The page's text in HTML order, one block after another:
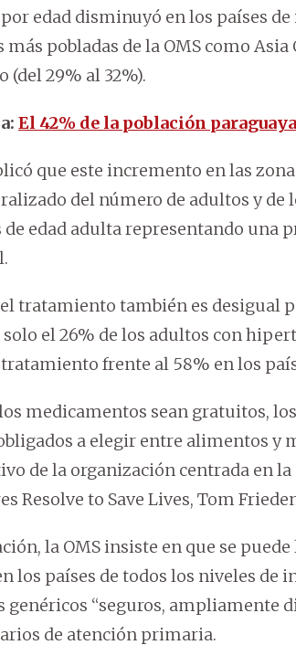
edad disminuyó en los países
más pobladas de la OMS como
(del 29% al 32%).
El 42% de la población
que este incremento en las
del número de adultos y de
edad adulta representando una
tratamiento también es desigual
el 26% de los adultos con
frente al 58% en los
medicamentos sean gratuitos,
a elegir entre alimentos y
de la organización centrada en
Resolve to Save Lives, Tom
la OMS insiste en que se
los países de todos los niveles de
“seguros, ampliamente
de atención primaria.